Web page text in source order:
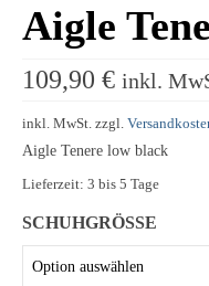
Blundstone
Dr.Martens
Duckfeet
Giesswein
Grünbein
Aigle
109,90 € inkl.
inkl. MwSt. zzgl.
Aigle Tenere low black
Lieferzeit: 3 bis 5 Tage
SCHUHGRÖSSE